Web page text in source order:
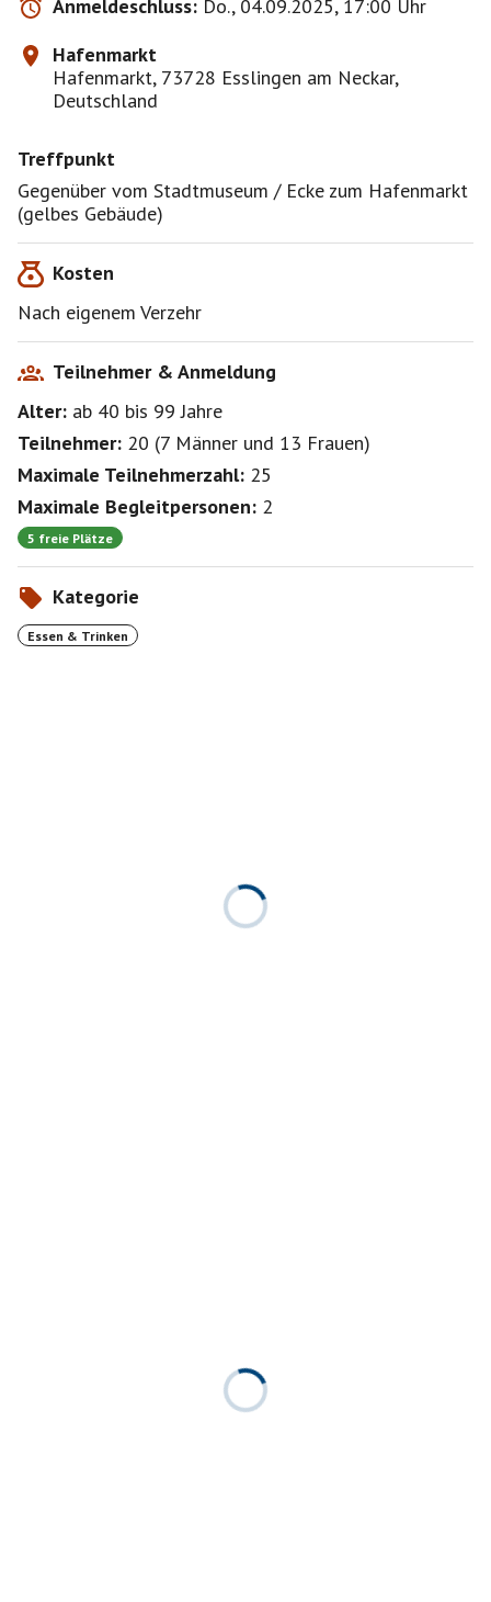
Anmeldeschluss: Do., 04.09.2025, 17:00 Uhr
Hafenmarkt
Hafenmarkt, 73728 Esslingen am Neckar,
Deutschland
Treffpunkt
Gegenüber vom Stadtmuseum / Ecke zum Hafenmarkt
(gelbes Gebäude)
Kosten
Nach eigenem Verzehr
Teilnehmer & Anmeldung
Alter: ab 40 bis 99Jahre
Teilnehmer: 20 (7 Männer und 13 Frauen)
Maximale Teilnehmerzahl: 25
Maximale Begleitpersonen: 2
5 freie Plätze
Kategorie
Essen & Trinken